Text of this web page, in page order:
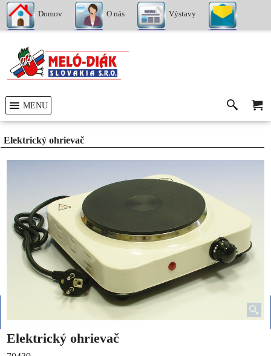
Domov O nás Výstavy
MENU
Elektrický ohrievač
Elektrický ohrievač